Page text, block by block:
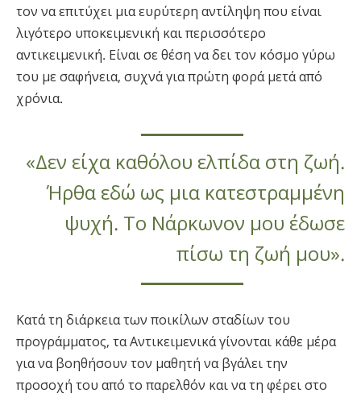
τον να επιτύχει μια ευρύτερη αντίληψη που είναι
λιγότερο υποκειμενική και περισσότερο
αντικειμενική. Είναι σε θέση να δει τον κόσμο γύρω
του με σαφήνεια, συχνά για πρώτη φορά μετά από
χρόνια.
«Δεν είχα καθόλου ελπίδα στη ζωή.
Ήρθα εδώ ως μια κατεστραμμένη
ψυχή. Το Νάρκωνον μου έδωσε
πίσω τη ζωή μου».
Κατά τη διάρκεια των ποικίλων σταδίων του
προγράμματος, τα Αντικειμενικά γίνονται κάθε μέρα
για να βοηθήσουν τον μαθητή να βγάλει την
προσοχή του από το παρελθόν και να τη φέρει στο